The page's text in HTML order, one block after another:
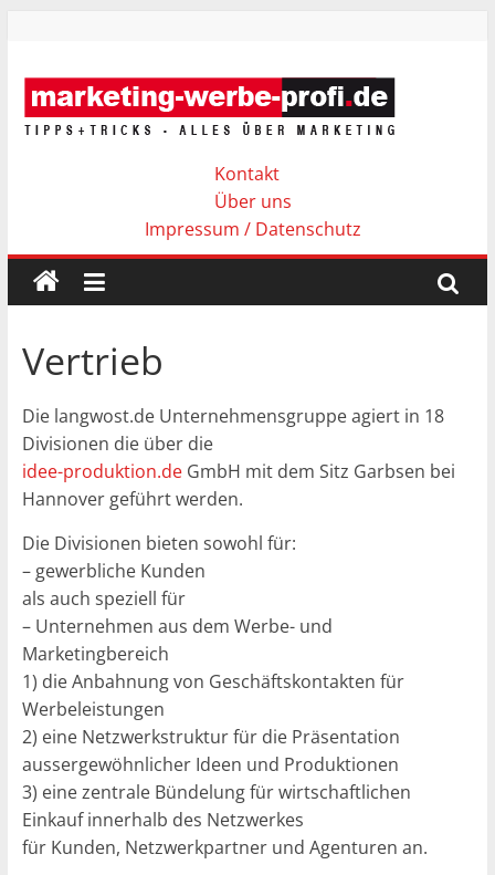
springen
http://marketing-
profi.de
TIPPS
TRICKS
–
ÜBER
MARKETING
Kontakt
Über uns
Impressum / Datenschutz
Vertrieb
Die langwost.de Unternehmensgruppe agiert in 18
Divisionen die über die
idee-produktion.deGmbH mit dem Sitz Garbsen bei
Hannover geführt werden.
Die Divisionen bieten sowohl für:
– gewerbliche Kunden
als auch speziell für
– Unternehmen aus dem Werbe- und
Marketingbereich
1) die Anbahnung von Geschäftskontakten für
Werbeleistungen
2) eine Netzwerkstruktur für die Präsentation
aussergewöhnlicher Ideen und Produktionen
3) eine zentrale Bündelung für wirtschaftlichen
Einkauf innerhalb des Netzwerkes
für Kunden, Netzwerkpartner und Agenturen an.